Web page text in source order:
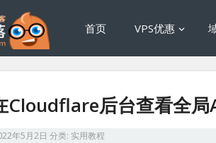
首页 VPS优惠
后台查看全局
年5月2日 分类: 实用教程